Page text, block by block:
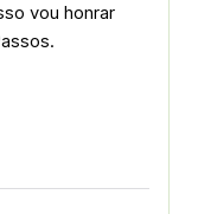
vou honrar